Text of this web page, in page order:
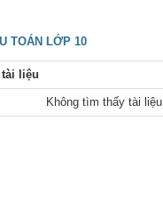
TOÁN LỚP 10
tài liệu
Không tìm thấy tài liệu